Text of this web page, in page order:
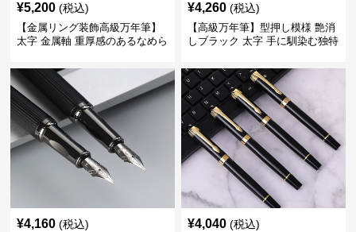
¥5,200 (税込)
【金属リング装飾高級万年筆】
太字 金属軸 重厚感のあるなめら
きに最適
¥4,260 (税込)
【高級万年筆】型押し模様 艶消
しブラック 太字 手に馴染む独特
くい
¥4,160 (税込) ¥4,040 (税込)